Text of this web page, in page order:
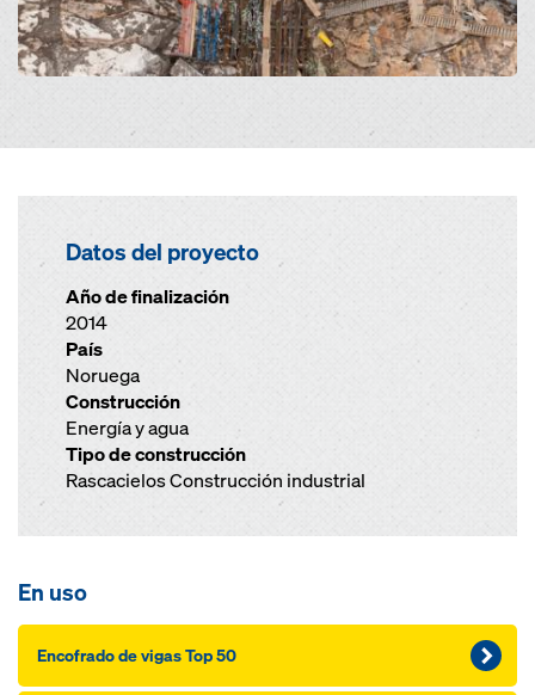
Datos del proyecto
Año de finalización
2014
País
Noruega
Construcción
Energía y agua
Tipo de construcción
Rascacielos Construcción industrial
En uso
Encofrado de vigas Top 50